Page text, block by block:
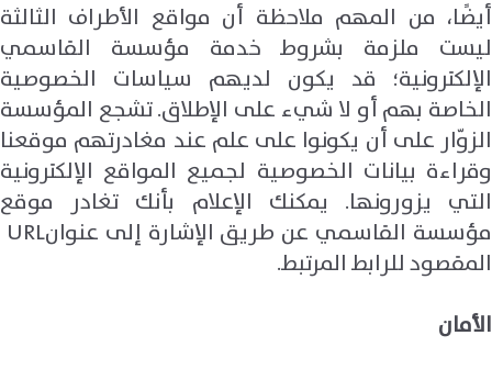
أيضًا، من المهم ملاحظة أن مواقع الأطراف الثالثة
ليست ملزمة بشروط خدمة مؤسسة القاسمي
الإلكترونية؛ قد يكون لديهم سياسات الخصوصية
الخاصة بهم أو لا شيء على الإطلاق. تشجع المؤسسة
الزوّار على أن يكونوا على علم عند مغادرتهم موقعنا
وقراءة بيانات الخصوصية لجميع المواقع الإلكترونية
التي يزورونها. يمكنك الإعلام بأنك تغادر موقع
مؤسسة القاسمي عن طريق الإشارة إلى عنوانURL
المقصود للرابط المرتبط.
الأمان